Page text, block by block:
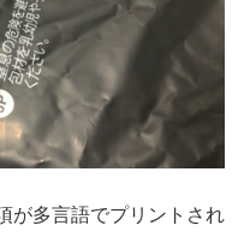
が多言語でプリントされ